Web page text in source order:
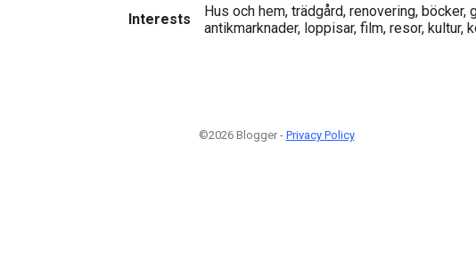
Interests
Hus och hem, trädgård, renovering, böcker,
antikmarknader, loppisar, film, resor, kultur,
©2026 Blogger - Privacy Policy